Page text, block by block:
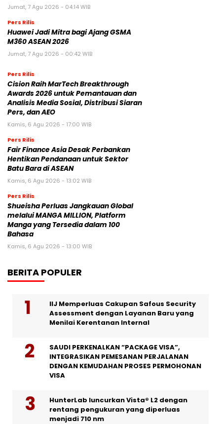
Jumat, 7 Agu 2026 - 04:14 WIB
Pers Rilis
Huawei Jadi Mitra bagi Ajang GSMA
M360 ASEAN 2026
Jumat, 7 Agu 2026 - 00:42 WIB
Pers Rilis
Cision Raih MarTech Breakthrough
Awards 2026 untuk Pemantauan dan
Analisis Media Sosial, Distribusi Siaran
Pers, dan AEO
Kamis, 6 Agu 2026 - 17:00 WIB
Pers Rilis
Fair Finance Asia Desak Perbankan
Hentikan Pendanaan untuk Sektor
Batu Bara di ASEAN
Kamis, 6 Agu 2026 - 13:02 WIB
Pers Rilis
Shueisha Perluas Jangkauan Global
melalui MANGA MILLION, Platform
Manga yang Tersedia dalam 100
Bahasa
Kamis, 6 Agu 2026 - 13:00 WIB
BERITA POPULER
IIJ Memperluas Cakupan Safous Security
Assessment dengan Layanan Baru yang
Menilai Kerentanan Internal
SAUDI PERKENALKAN “PACKAGE VISA”,
INTEGRASIKAN PEMESANAN PERJALANAN
DENGAN KEMUDAHAN PROSES PERMOHONAN
VISA
HunterLab luncurkan Vista® L2 dengan
rentang pengukuran yang diperluas
menjadi 710 nm